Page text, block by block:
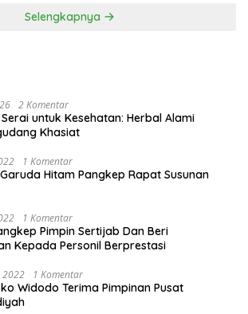
Selengkapnya
2 Komentar
untuk Kesehatan: Herbal Alami
Khasiat
1 Komentar
Garuda Hitam Pangkep Rapat Susunan
1 Komentar
Pimpin Sertijab Dan Beri
Kepada Personil Berprestasi
2022 1 Komentar
Widodo Terima Pimpinan Pusat